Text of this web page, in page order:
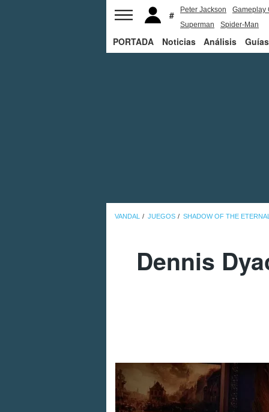
Peter Jackson
Gameplay
Superman
Spider-Man
PORTADA Noticias Análisis Guías
VANDAL JUEGOS SHADOW OF THE
Dennis